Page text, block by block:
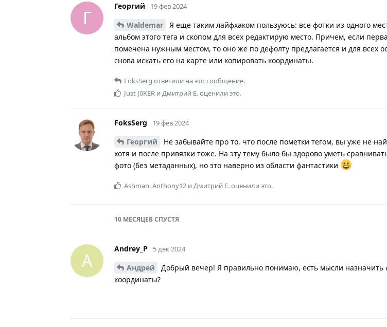
Г
Георгий 19 фев 2024
Waldemar
Я еще таким лайфхаком пользуюсь: все фотки из одного
альбом этого тега и скопом для всех редактирую место. Причем, если
помечена нужным местом, то оно же по дефолту предлагается и для всех
снова искать его на карте или копировать координаты.
FoksSerg ответили на это сообщение.
Just J0KER иДмитрий Е.оценили это.
FoksSerg 19 фев 2024
Георгий
Не забывайте про то, что после пометки тегом, вы уже не
хотя и после привязки тоже. На эту тему было бы здорово уметь
фото (без метаданных), но это наверно из области фантастики
Ashman,Anthony12 иДмитрий Е.оценили это.
10 МЕСЯЦЕВСПУСТЯ
A
Andrey_P 5 дек 2024
Андрей
Добрый вечер! Я правильно понимаю, есть мысли назначить
координаты?